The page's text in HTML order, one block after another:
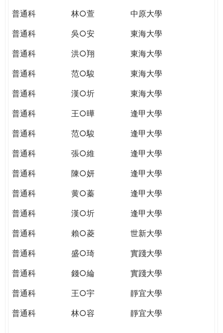
普通科
林○萱
中原大學
普通科
吳○安
東海大學
普通科
洪○翔
東海大學
普通科
范○駿
東海大學
普通科
漢○圻
東海大學
普通科
王○曄
逢甲大學
普通科
范○駿
逢甲大學
普通科
張○維
逢甲大學
普通科
陳○妍
逢甲大學
普通科
黄○蓁
逢甲大學
普通科
漢○圻
逢甲大學
普通科
賴○菱
世新大學
普通科
盛○琦
實踐大學
普通科
錢○綸
實踐大學
普通科
王○宇
靜宜大學
普通科
林○容 靜宜大學